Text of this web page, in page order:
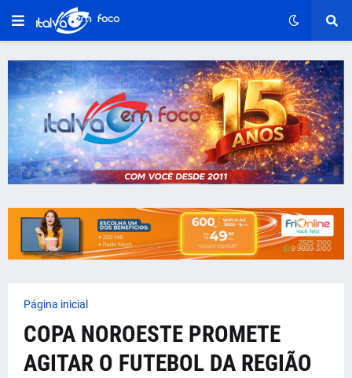
Página inicial
COPA NOROESTE PROMETE
AGITAR O FUTEBOL DA REGIÃO